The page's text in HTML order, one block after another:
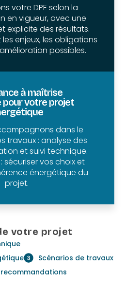
votre DPE selon la
en vigueur, avec une
explicite des résultats.
enjeux, les obligations
possibles.
à maîtrise
pour votre projet
dans le
travaux : analyse des
et suivi technique.
sécuriser vos choix et
énergétique du
projet.
votre projet
Scénarios de travaux